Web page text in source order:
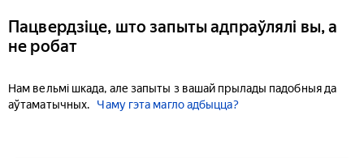
Пацвердзіце, што запыты адпраўлялі вы, а
не робат
Нам вельмі шкада, але запыты з вашай прылады падобныя да
аўтаматычных.
Чаму гэта магло адбыцца?